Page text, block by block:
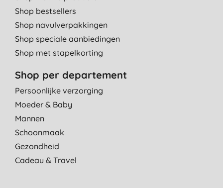
Shop bestsellers
Shop navulverpakkingen
Shop speciale aanbiedingen
Shop met stapelkorting
Shop per departement
Persoonlijke verzorging
Moeder & Baby
Mannen
Schoonmaak
Gezondheid
Cadeau & Travel